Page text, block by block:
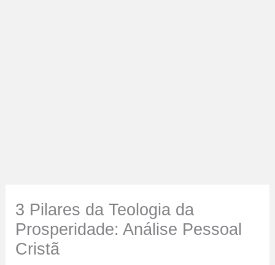
3 Pilares da Teologia da
Prosperidade: Análise Pessoal
Cristã